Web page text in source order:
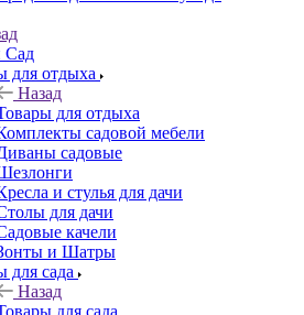
Сад
для отдыха
Назад
для отдыха
садовой мебели
садовые
и стулья для дачи
для дачи
качели
и Шатры
для сада
Назад
для сада